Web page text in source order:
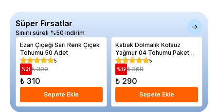
Süper Fırsatlar
Sınırlı süreli %50 indirim
Ezan Çiçeği Sarı Renk Çiçek
Tohumu 50 Adet
5
%21 ₺ 390
₺ 310
Sepete Ekle
Kabak Dolmalık Kolsuz
Yağmur 04 Tohumu Paket
25 gram
5
%19 ₺ 360
₺ 290
Sepete Ekle